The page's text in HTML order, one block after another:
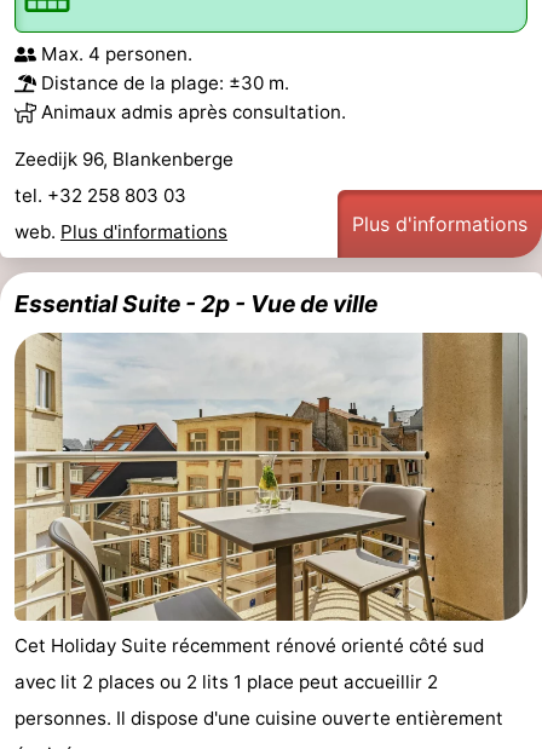
Max. 4 personen.
Distance de la plage: ±30 m.
Animaux admis après consultation.
Zeedijk 96, Blankenberge
tel. +32 258 803 03
web. Plus d'informations Plus d'informations
Essential Suite - 2p - Vue de ville
Cet Holiday Suite récemment rénové orienté côté sud
avec lit 2 places ou 2 lits 1 place peut accueillir 2
personnes. Il dispose d'une cuisine ouverte entièrement